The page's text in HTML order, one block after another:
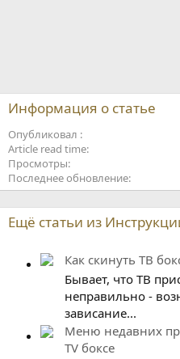
Информация о статье
Опубликовал
Article read time
Просмотры
Последнее обновление
Ещё статьи из
Как скинуть ТВ
Бывает, что ТВ
неправильно -
зависание...
Меню недавних
TV боксе